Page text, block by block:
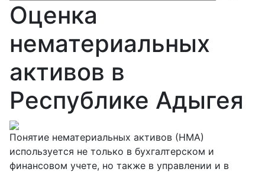
Оценка
нематериальных
активов в
Республике Адыгея
Понятие нематериальных активов (НМА)
используется не только в бухгалтерском и
финансовом учете, но также в управлении и в